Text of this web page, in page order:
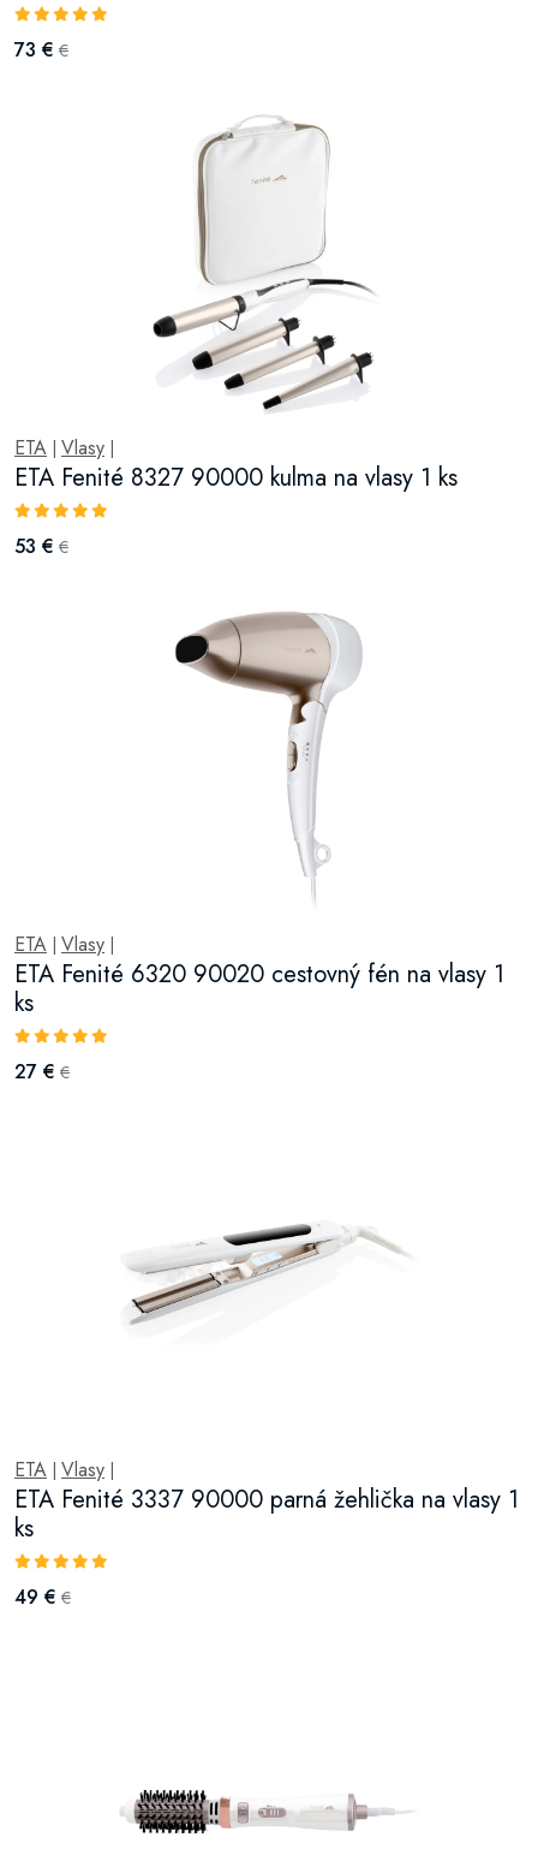
73 € €
ETA Vlasy
ETA Fenité 8327 90000 kulma na vlasy 1 ks
53 € €
ETA Vlasy
ETA Fenité 6320 90020 cestovný fén na vlasy 1
ks
27 € €
ETA Vlasy
ETA Fenité 3337 90000 parná žehlička na vlasy 1
ks
49 € €